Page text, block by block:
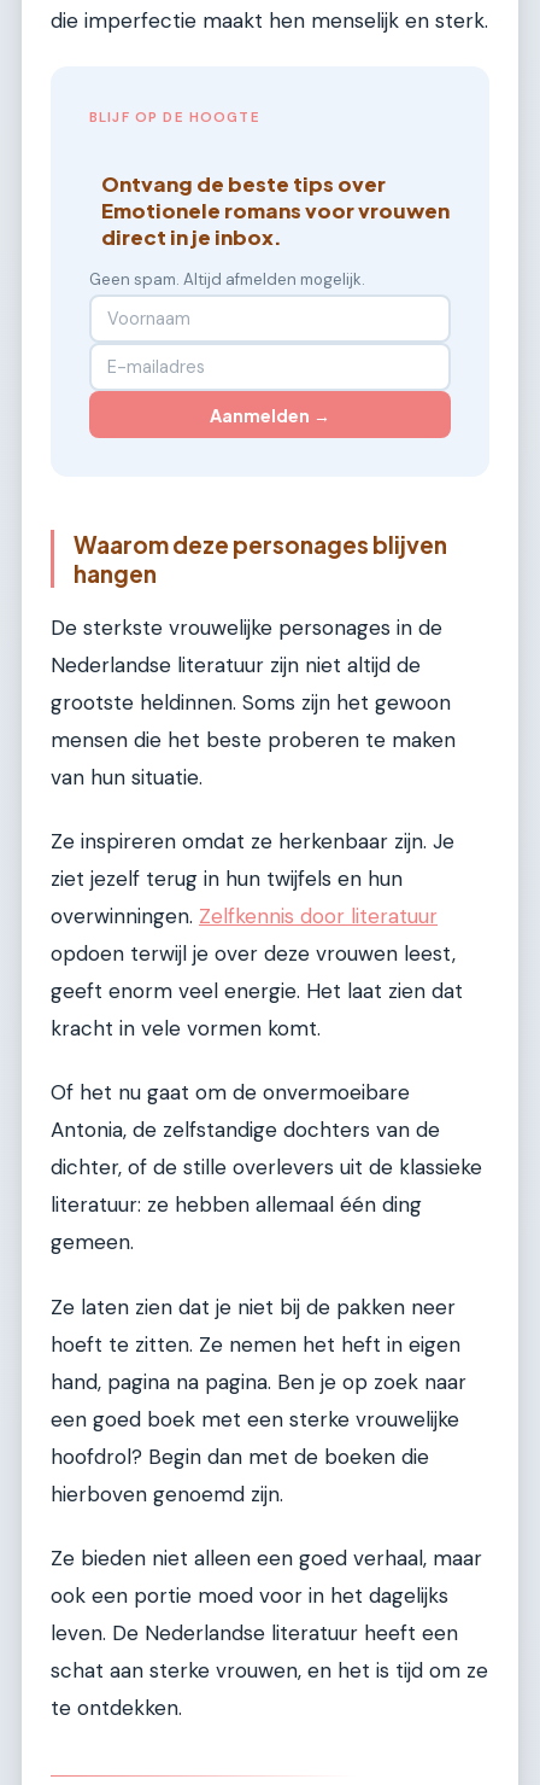
die imperfectie maakt hen menselijk en sterk.
BLIJF OP DE HOOGTE
Ontvang de beste tips over
Emotionele romans voor vrouwen
direct in je inbox.
Geen spam. Altijd afmelden mogelijk.
Aanmelden →
Waarom deze personages blijven
hangen
De sterkste vrouwelijke personages in de
Nederlandse literatuur zijn niet altijd de
grootste heldinnen. Soms zijn het gewoon
mensen die het beste proberen te maken
van hun situatie.
Ze inspireren omdat ze herkenbaar zijn. Je
ziet jezelf terug in hun twijfels en hun
overwinningen. Zelfkennis door literatuur
opdoen terwijl je over deze vrouwen leest,
geeft enorm veel energie. Het laat zien dat
kracht in vele vormen komt.
Of het nu gaat om de onvermoeibare
Antonia, de zelfstandige dochters van de
dichter, of de stille overlevers uit de klassieke
literatuur: ze hebben allemaal één ding
gemeen.
Ze laten zien dat je niet bij de pakken neer
hoeft te zitten. Ze nemen het heft in eigen
hand, pagina na pagina. Ben je op zoek naar
een goed boek met een sterke vrouwelijke
hoofdrol? Begin dan met de boeken die
hierboven genoemd zijn.
Ze bieden niet alleen een goed verhaal, maar
ook een portie moed voor in het dagelijks
leven. De Nederlandse literatuur heeft een
schat aan sterke vrouwen, en het is tijd om ze
te ontdekken.